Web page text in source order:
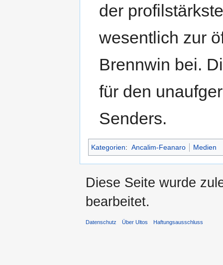
der
wesentlich zur
Brennwin bei.
für den
Senders.
Kategorien: Ancalim-Feanaro Medien
Diese Seite wurde
bearbeitet.
Datenschutz Über Ultos Haftungsausschluss